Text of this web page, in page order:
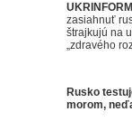
UKRINFORM
zasiahnuť
štrajkujú na
„zdravého
Rusko
morom,